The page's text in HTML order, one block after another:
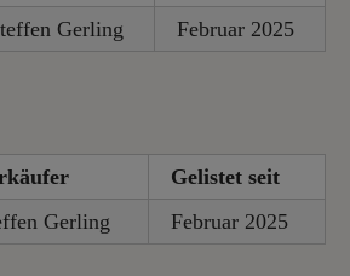
Gerling Februar 2025
Gelistet seit
Gerling Februar 2025